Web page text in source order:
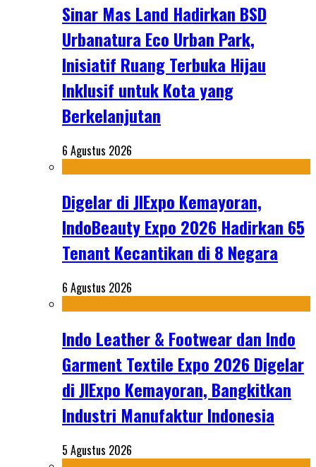
Sinar Mas Land Hadirkan BSD
Urbanatura Eco Urban Park,
Inisiatif Ruang Terbuka Hijau
Inklusif untuk Kota yang
Berkelanjutan
6 Agustus 2026
Digelar di JIExpo Kemayoran,
IndoBeauty Expo 2026 Hadirkan 65
Tenant Kecantikan di 8 Negara
6 Agustus 2026
Indo Leather & Footwear dan Indo
Garment Textile Expo 2026 Digelar
di JIExpo Kemayoran, Bangkitkan
Industri Manufaktur Indonesia
5 Agustus 2026